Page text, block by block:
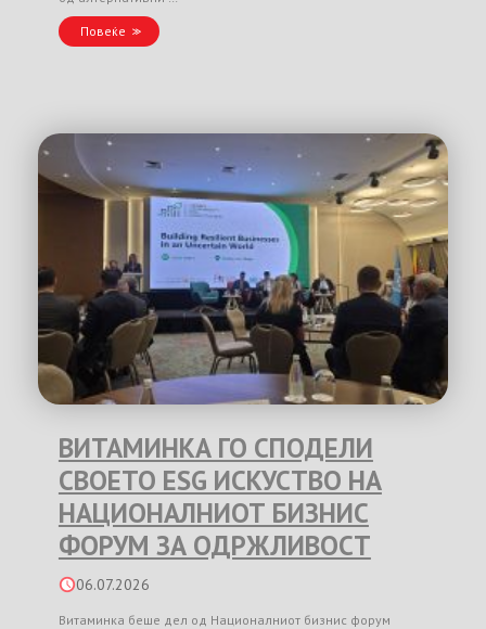
Повеќе
ВИТАМИНКА ГО СПОДЕЛИ
СВОЕТО ESG ИСКУСТВО НА
НАЦИОНАЛНИОТ БИЗНИС
ФОРУМ ЗА ОДРЖЛИВОСТ
06.07.2026
Витаминка беше дел од Националниот бизнис форум